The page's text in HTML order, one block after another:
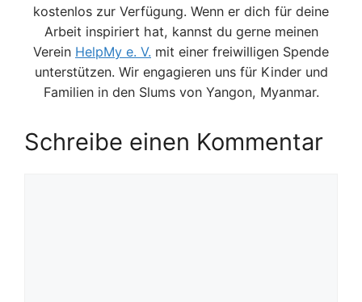
kostenlos zur Verfügung. Wenn er dich für deine
Arbeit inspiriert hat, kannst du gerne meinen
Verein HelpMy e. V. mit einer freiwilligen Spende
unterstützen. Wir engagieren uns für Kinder und
Familien in den Slums von Yangon, Myanmar.
Schreibe einen Kommentar